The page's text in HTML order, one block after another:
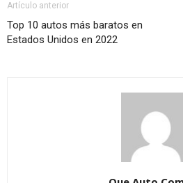
Artículo anterior
Top 10 autos más baratos en
Estados Unidos en 2022